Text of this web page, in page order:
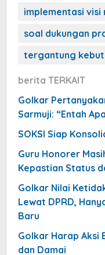
implementasi visi
soal dukungan
tergantung
berita TERKAIT
Golkar
Sarmuji: “Entah
SOKSI Siap
Guru Honorer
Kepastian Status
Golkar Nilai
Lewat DPRD,
Baru
Golkar Harap Aksi
dan Damai